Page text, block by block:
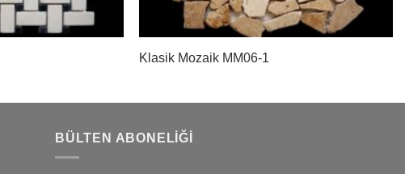
Klasik Mozaik MM06-1
BÜLTEN ABONELIĞI